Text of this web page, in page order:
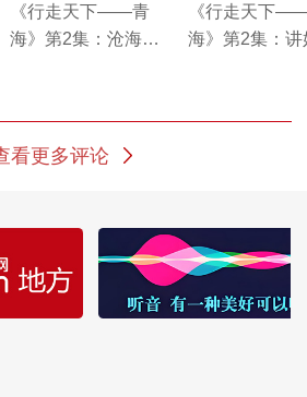
《行走天下——青
海》第2集：沧海桑
《行走天下
海》第2集：讲
看更多评论